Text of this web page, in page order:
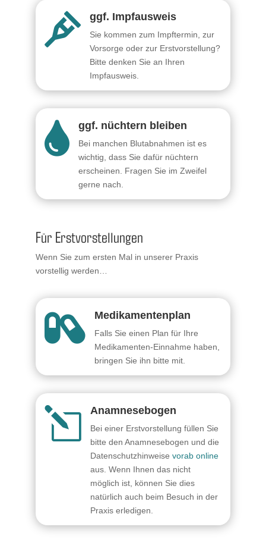
 ggf. Impfausweis
Sie kommen zum Impftermin, zur
Vorsorge oder zur Erstvorstellung?
Bitte denken Sie an Ihren
Impfausweis.
 ggf. nüchtern bleiben
Bei manchen Blutabnahmen ist es
wichtig, dass Sie dafür nüchtern
erscheinen. Fragen Sie im Zweifel
gerne nach.
Für Erstvorstellungen
Wenn Sie zum ersten Mal in unserer Praxis
vorstellig werden…
 Medikamentenplan
Falls Sie einen Plan für Ihre
Medikamenten-Einnahme haben,
bringen Sie ihn bitte mit.
l Anamnesebogen
Bei einer Erstvorstellung füllen Sie
bitte den Anamnesebogen und die
Datenschutzhinweise vorab online
aus. Wenn Ihnen das nicht
möglich ist, können Sie dies
natürlich auch beim Besuch in der
Praxis erledigen.